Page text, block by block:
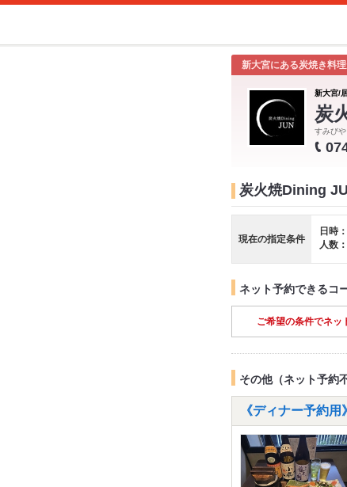
新大宮にある炭焼き料
新大宮/
炭
すみびや
炭火焼Dining
現在の指定条件
日時
人数
ネット予約できるコ
ご希望の条件でネッ
その他（ネット予約
《ディナー予約